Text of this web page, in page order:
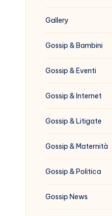
Gallery
Gossip & Bambini
Gossip & Eventi
Gossip & Internet
Gossip & Litigate
Gossip & Maternità
Gossip & Politica
Gossip News